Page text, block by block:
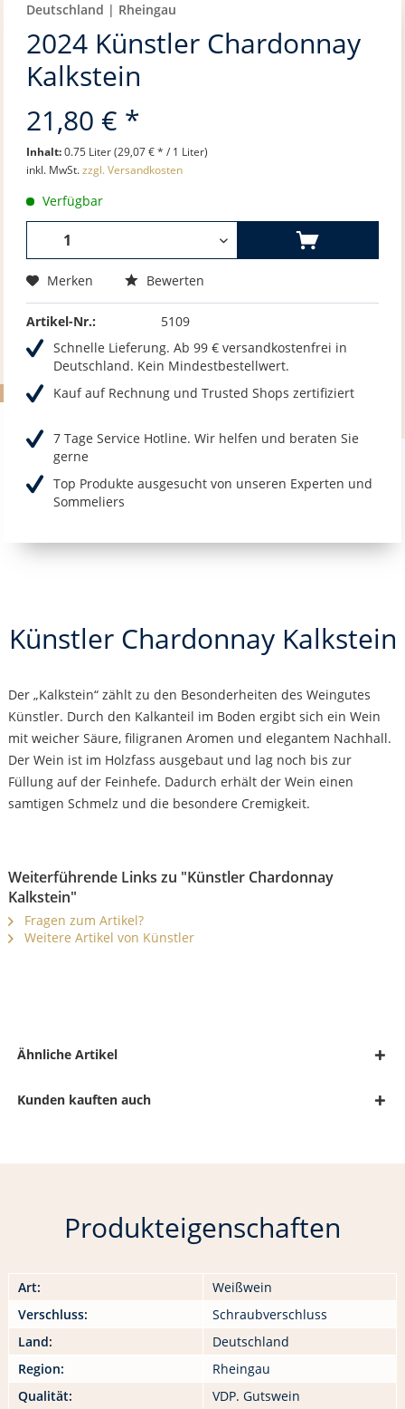
Deutschland | Rheingau
2024 Künstler Chardonnay
Kalkstein
21,80 € *
Inhalt:0.75 Liter (29,07 € * / 1 Liter)
inkl. MwSt.zzgl. Versandkosten
Verfügbar
Merken Bewerten
Artikel-Nr.:
5109
Schnelle Lieferung. Ab 99 € versandkostenfrei in
Deutschland. Kein Mindestbestellwert.
Kauf auf Rechnung und Trusted Shops zertifiziert
7 Tage Service Hotline. Wir helfen und beraten Sie
gerne
Top Produkte ausgesucht von unseren Experten und
Sommeliers
Künstler Chardonnay Kalkstein
Der „Kalkstein“ zählt zu den Besonderheiten des Weingutes
Künstler. Durch den Kalkanteil im Boden ergibt sich ein Wein
mit weicher Säure, filigranen Aromen und elegantem Nachhall.
Der Wein ist im Holzfass ausgebaut und lag noch bis zur
Füllung auf der Feinhefe. Dadurch erhält der Wein einen
samtigen Schmelz und die besondere Cremigkeit.
Weiterführende Links zu "Künstler Chardonnay
Kalkstein"
Fragen zum Artikel?
Weitere Artikel von Künstler
Ähnliche Artikel
Kunden kauften auch
Produkteigenschaften
Art:
Weißwein
Verschluss:
Schraubverschluss
Land:
Deutschland
Region:
Rheingau
Qualität:
VDP. Gutswein